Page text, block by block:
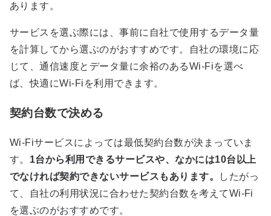
あります。
サービスを選ぶ際には、事前に自社で使用するデータ量
を計算してから選ぶのがおすすめです。自社の環境に応
じて、通信速度とデータ量に余裕のあるWi-Fiを選べ
ば、快適にWi-Fiを利用できます。
契約台数で決める
Wi-Fiサービスによっては最低契約台数が決まっていま
す。 1台から利用できるサービスや、なかには10台以上
でなければ契約できないサービスもあります。
したがっ
て、自社の利用状況に合わせた契約台数を考えてWi-Fi
を選ぶのがおすすめです。